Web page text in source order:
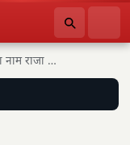
पचमढ़ी वन्य जीव अभ्यारण का नाम राजा भभूत…